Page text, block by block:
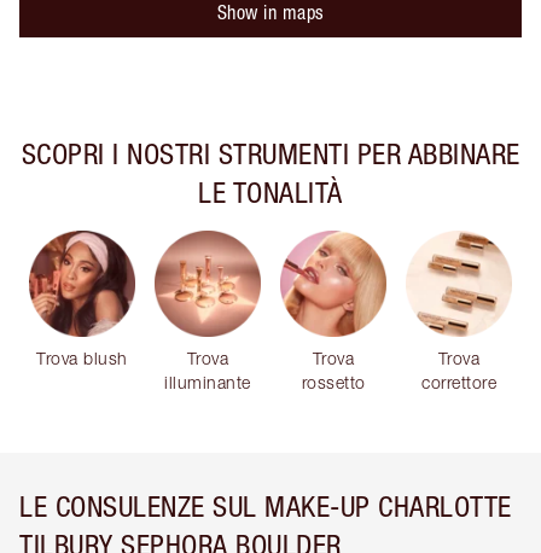
Show in maps
SCOPRI I NOSTRI STRUMENTI PER ABBINARE
LE TONALITÀ
Trova blush
Trova
illuminante
Trova
rossetto
Trova
correttore
LE CONSULENZE SUL MAKE-UP CHARLOTTE
TILBURY SEPHORA BOULDER